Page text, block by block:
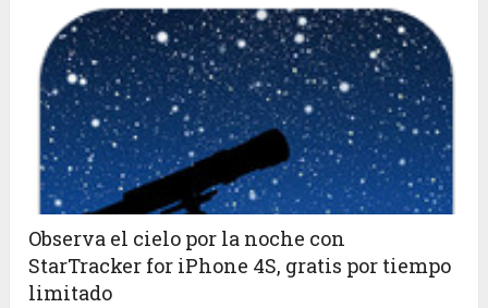
Observa el cielo por la noche con
StarTracker for iPhone 4S, gratis por tiempo
limitado